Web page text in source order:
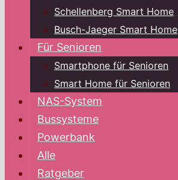
Schellenberg Smart Home
Busch-Jaeger Smart Home
Für Senioren
Smartphone für Senioren
Smart Home für Senioren
NAS-System
Bussysteme
Powerbank
Alle
Ratgeber